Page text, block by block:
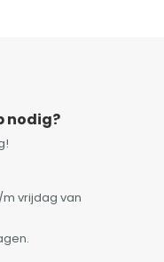
nodig?
vrijdag van